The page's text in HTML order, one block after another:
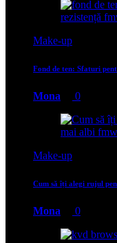
Make-up
Fond de ten: Sfaturi
Mona 0
Make-up
Cum să îți alegi rujul
Mona 0